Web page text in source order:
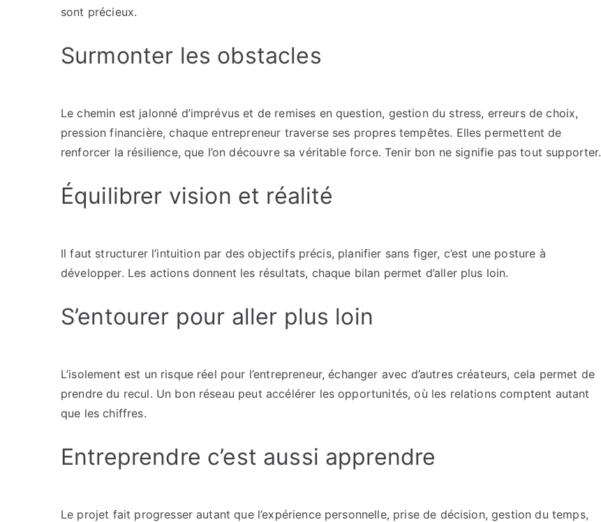
sont précieux.
Surmonter les obstacles
Le chemin est jalonné d’imprévus et de remises en question, gestion du stress, erreurs de choix,
pression financière, chaque entrepreneur traverse ses propres tempêtes. Elles permettent de
renforcer la résilience, que l’on découvre sa véritable force. Tenir bon ne signifie pas tout supporter.
Équilibrer vision et réalité
Il faut structurer l’intuition par des objectifs précis, planifier sans figer, c’est une posture à
développer. Les actions donnent les résultats, chaque bilan permet d’aller plus loin.
S’entourer pour aller plus loin
L’isolement est un risque réel pour l’entrepreneur, échanger avec d’autres créateurs, cela permet de
prendre du recul. Un bon réseau peut accélérer les opportunités, où les relations comptent autant
que les chiffres.
Entreprendre c’est aussi apprendre
Le projet fait progresser autant que l’expérience personnelle, prise de décision, gestion du temps,